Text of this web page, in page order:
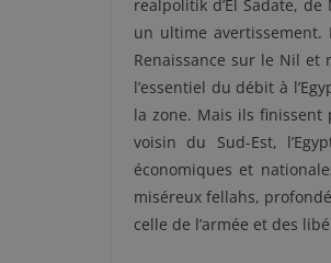
realpolitik d’El Sadate,
un ultime avertissement.
Renaissance sur le Nil
l’essentiel du débit à
la zone. Mais ils
voisin du Sud-Est,
économiques et
miséreux fellahs,
celle de l’armée et des